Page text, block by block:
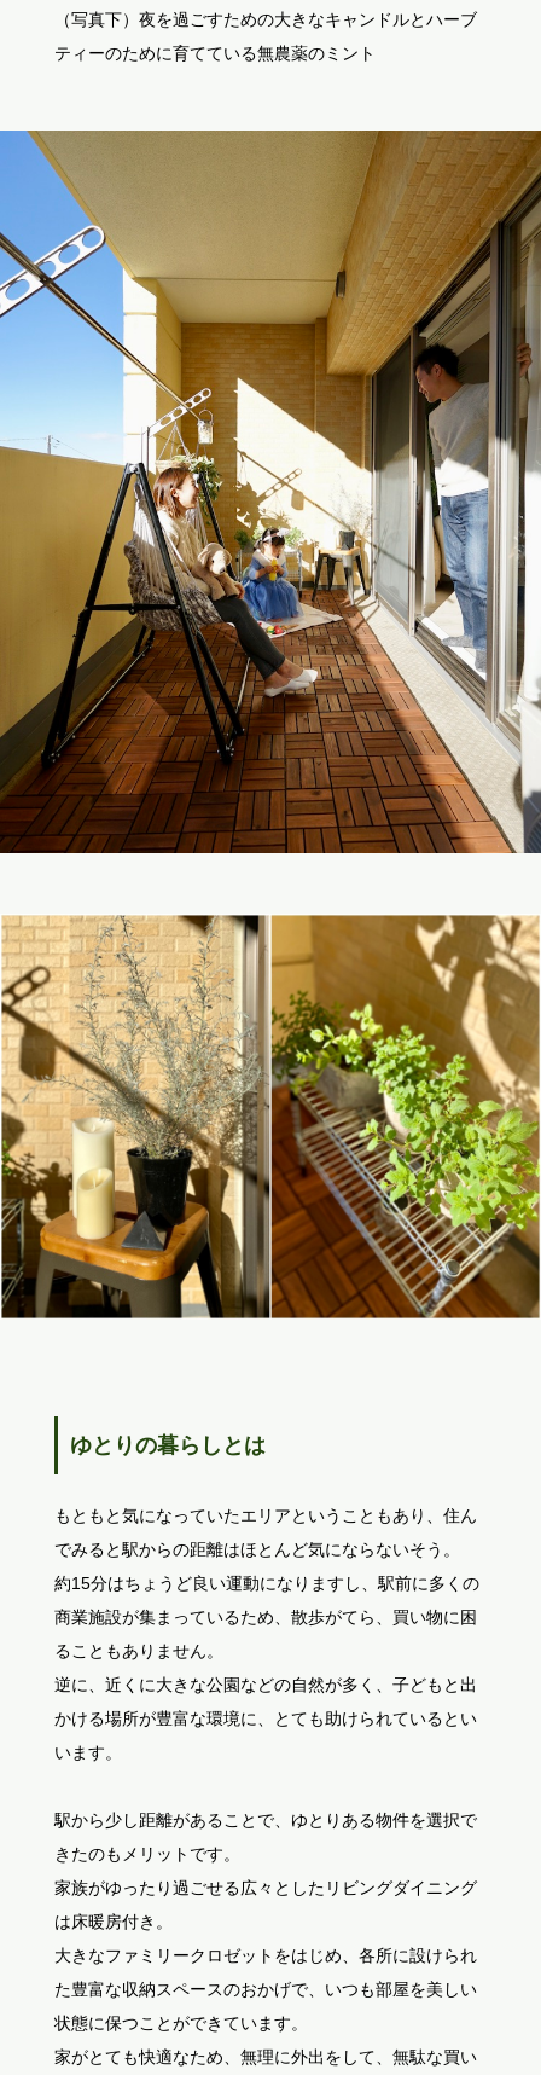
（写真下）夜を過ごすための大きなキャンドルとハーブ
ティーのために育てている無農薬のミント
ゆとりの暮らしとは
もともと気になっていたエリアということもあり、住ん
でみると駅からの距離はほとんど気にならないそう。
約15分はちょうど良い運動になりますし、駅前に多くの
商業施設が集まっているため、散歩がてら、買い物に困
ることもありません。
逆に、近くに大きな公園などの自然が多く、子どもと出
かける場所が豊富な環境に、とても助けられているとい
います。
駅から少し距離があることで、ゆとりある物件を選択で
きたのもメリットです。
家族がゆったり過ごせる広々としたリビングダイニング
は床暖房付き。
大きなファミリークロゼットをはじめ、各所に設けられ
た豊富な収納スペースのおかげで、いつも部屋を美しい
状態に保つことができています。
家がとても快適なため、無理に外出をして、無駄な買い